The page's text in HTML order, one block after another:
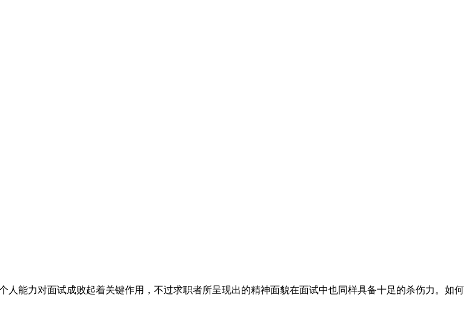
人能力对面试成败起着关键作用，不过求职者所呈现出的精神面貌在面试中也同样具备十足的杀伤力。如何